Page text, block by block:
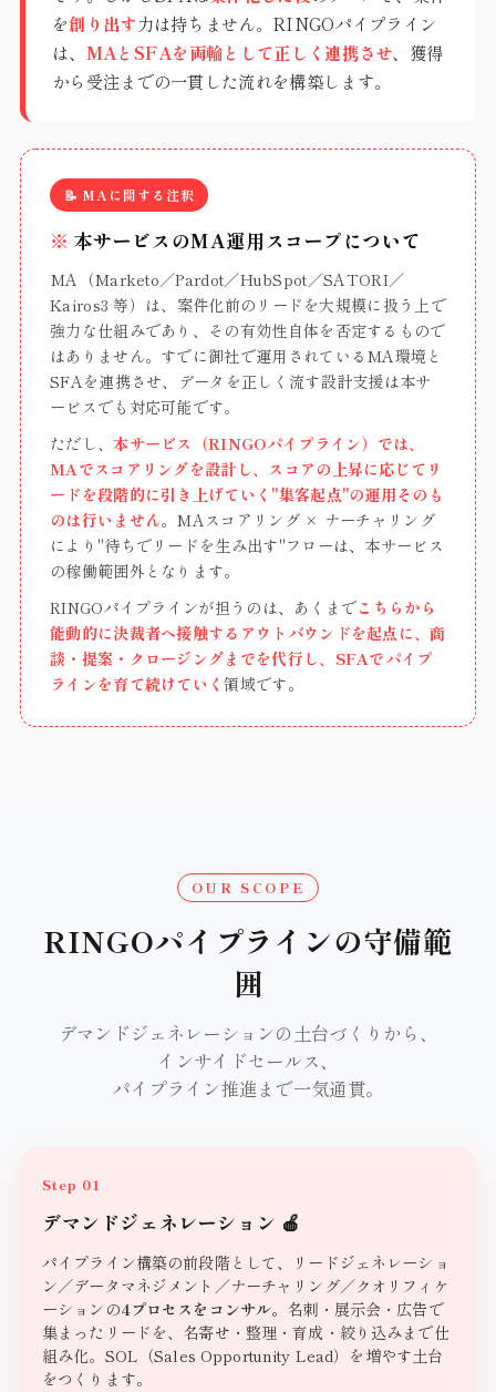
を創り出す力は持ちません。RINGOパイプライン
は、 MAとSFAを両輪として正しく連携させ、獲得
から受注までの一貫した流れを構築します。
📝 MAに関する注釈
※ 本サービスのMA運用スコープについて
MA（Marketo／Pardot／HubSpot／SATORI／
Kairos3 等）は、案件化前のリードを大規模に扱う上で
強力な仕組みであり、その有効性自体を否定するもので
はありません。すでに御社で運用されているMA環境と
SFAを連携させ、データを正しく流す設計支援は本サ
ービスでも対応可能です。
ただし、本サービス（RINGOパイプライン）では、
MAでスコアリングを設計し、スコアの上昇に応じてリ
ードを段階的に引き上げていく"集客起点"の運用そのも
のは行いません。MAスコアリング × ナーチャリング
により"待ちでリードを生み出す"フローは、本サービス
の稼働範囲外となります。
RINGOパイプラインが担うのは、あくまでこちらから
能動的に決裁者へ接触するアウトバウンドを起点に、商
談・提案・クロージングまでを代行し、SFAでパイプ
ラインを育て続けていく領域です。
OUR SCOPE
RINGOパイプラインの守備範
囲
デマンドジェネレーションの土台づくりから、
インサイドセールス、
パイプライン推進まで一気通貫。
Step 01
デマンドジェネレーション 🍎
パイプライン構築の前段階として、リードジェネレーショ
ン／データマネジメント／ナーチャリング／クオリフィケ
ーションの4プロセスをコンサル。名刺・展示会・広告で
集まったリードを、名寄せ・整理・育成・絞り込みまで仕
組み化。SOL（Sales Opportunity Lead）を増やす土台
をつくります。